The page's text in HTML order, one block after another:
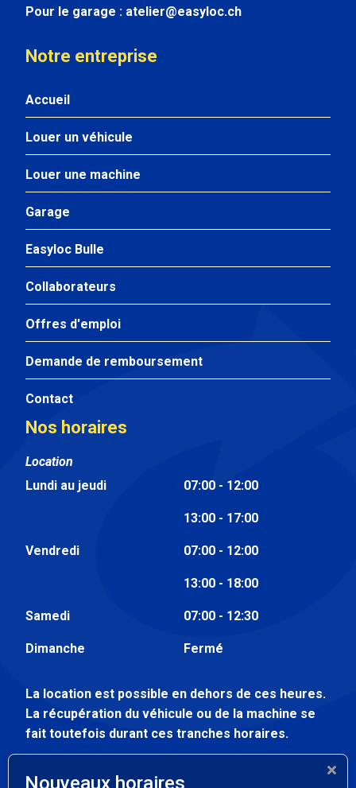
Pour le garage : atelier@easyloc.ch
Notre entreprise
Accueil
Louer un véhicule
Louer une machine
Garage
Easyloc Bulle
Collaborateurs
Offres d'emploi
Demande de remboursement
Contact
Nos horaires
Location
Lundi au jeudi
07:00 - 12:00
13:00 - 17:00
Vendredi 07:00 - 12:00
13:00 - 18:00
Samedi 07:00 - 12:30
Dimanche Fermé
La location est possible en dehors de ces heures.
La récupération du véhicule ou de la machine se
fait toutefois durant ces tranches horaires.
Nouveaux horaires